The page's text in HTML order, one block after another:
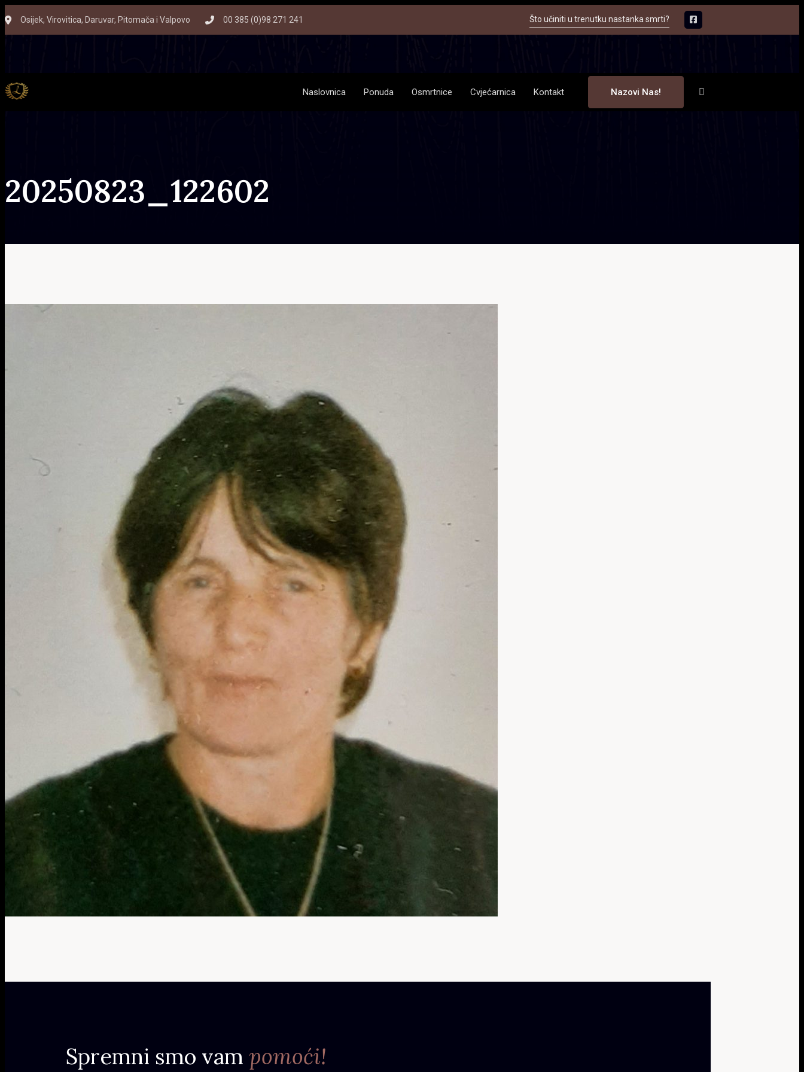
Skip
links
Skip
to
to
Osijek, Virovitica, Daruvar, Pitomača i Valpovo 00 385 (0)98 271 241 Što učiniti u trenutku nastanka smrti?
Naslovnica Ponuda Osmrtnice Cvjećarnica Kontakt Nazovi Nas!
20250823_122602
Spremni smo vam pomoći!